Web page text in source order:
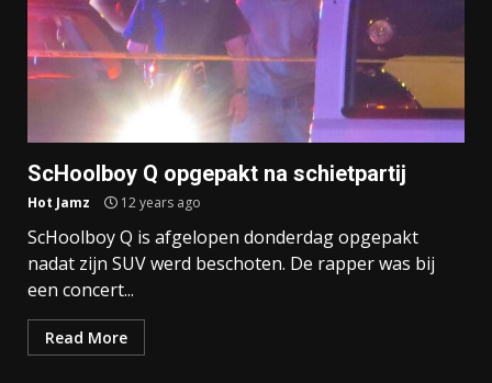
ScHoolboy Q opgepakt na schietpartij
Hot Jamz 12 years ago
ScHoolboy Q is afgelopen donderdag opgepakt
nadat zijn SUV werd beschoten. De rapper was bij
een concert...
Read More